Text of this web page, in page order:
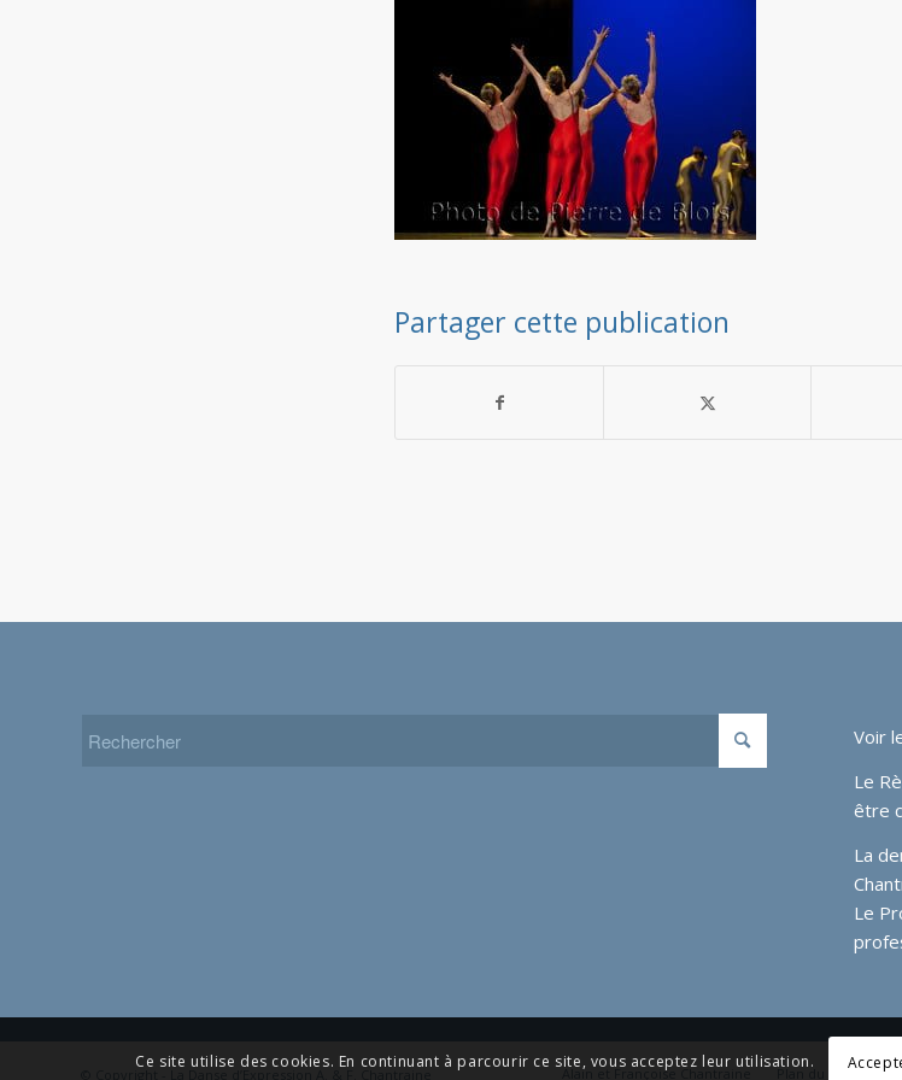
Partager cette publication
Voir
Le
être
La
Le
Alain et Françoise Chantraine Plan du site
Ce site utilise des cookies. En continuant à parcourir ce site, vous acceptez leur utilisation.